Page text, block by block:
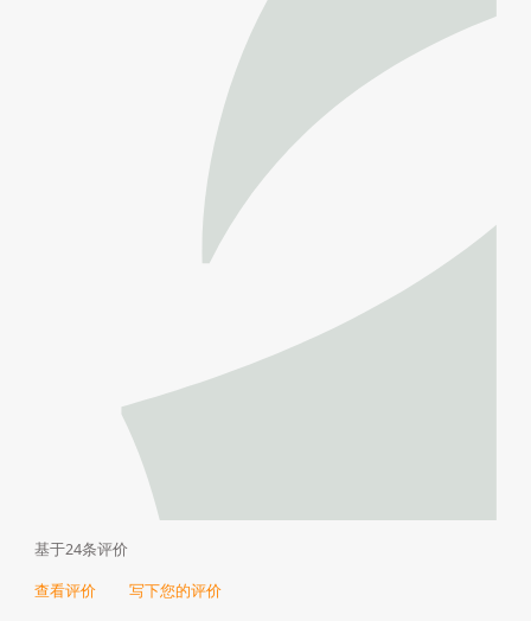
基于24条评价
查看评价 写下您的评价